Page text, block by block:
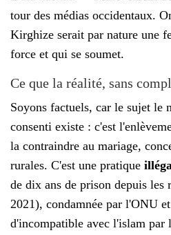
tour des médias occidentaux.
Kirghize serait par nature une
force et qui se soumet.
Ce que la réalité, sans
Soyons factuels, car le sujet le
consenti existe : c'est
la contraindre au mariage,
rurales. C'est une pratique
de dix ans de prison depuis les
2021), condamnée par l'ONU
d'incompatible avec l'islam par